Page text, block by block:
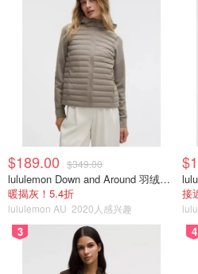
$189.00 $349.00
lululemon Down and Around 羽绒夹克
暖揭灰！5.4折
lululemon AU 2020人感兴趣
接
3 4